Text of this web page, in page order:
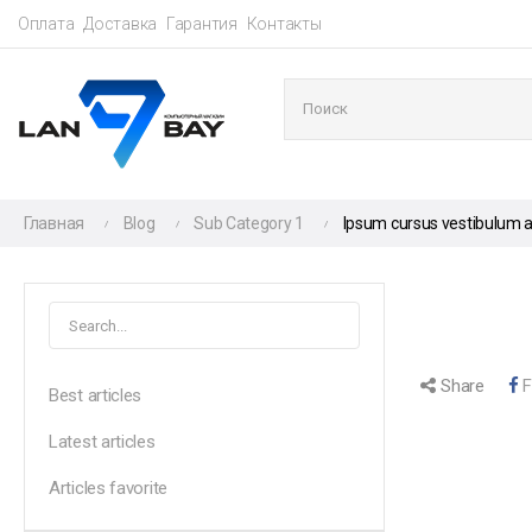
Оплата Доставка Гарантия Контакты
Главная Blog Sub Category 1 Ipsum cursus vestibulum
Best articles
Latest articles
Articles favorite
Share